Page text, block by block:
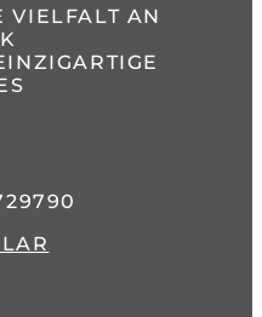
VIELFALT AN
H